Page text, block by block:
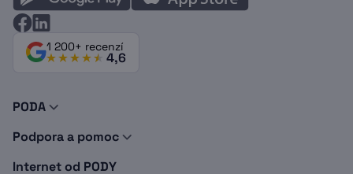
1 200+ recenzí
4,6
PODA
Novinky a tipy
Doporuč PODU
Podpora a pomoc
Internet od PODY